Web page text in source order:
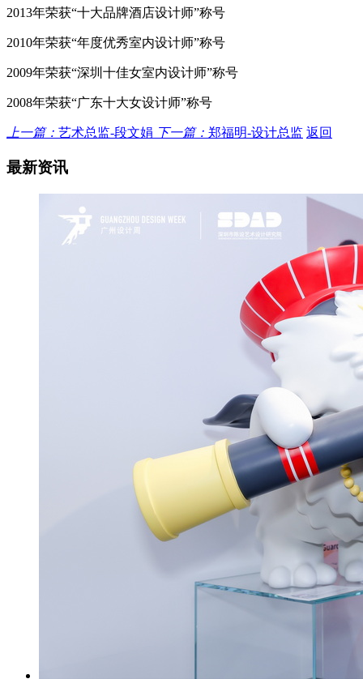
2013年荣获“十大品牌酒店设计师”称号
2010年荣获“年度优秀室内设计师”称号
2009年荣获“深圳十佳女室内设计师”称号
2008年荣获“广东十大女设计师”称号
上一篇： 艺术总监-段文娟 下一篇： 郑福明-设计总监 返回
最新资讯